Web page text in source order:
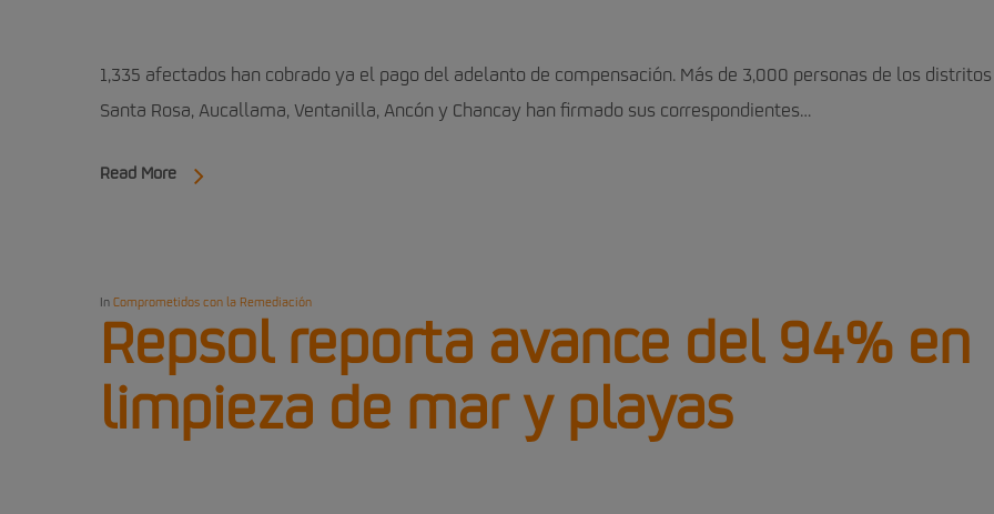
1,335 afectados han cobrado ya el pago del adelanto de compensación. Más de 3,000 personas de los
Santa Rosa, Aucallama, Ventanilla, Ancón y Chancay han firmado sus correspondientes…
Read More
In Comprometidos con la Remediación
Repsol reporta avance del 94% en
limpieza de mar y playas